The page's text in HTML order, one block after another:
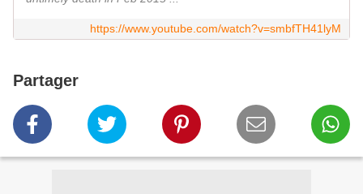
https://www.youtube.com/watch?v=smbfTH41lyM
Partager